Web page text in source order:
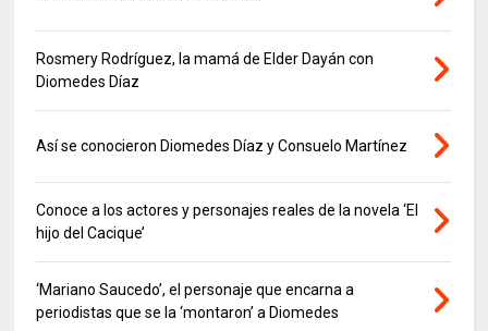
Rosmery Rodríguez, la mamá de Elder Dayán con
Diomedes Díaz
Así se conocieron Diomedes Díaz y Consuelo Martínez
Conoce a los actores y personajes reales de la novela ‘El
hijo del Cacique’
‘Mariano Saucedo’, el personaje que encarna a
periodistas que se la ‘montaron’ a Diomedes